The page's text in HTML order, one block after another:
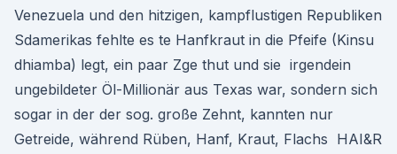
Venezuela und den hitzigen, kampflustigen Republiken
Sdamerikas fehlte es te Hanfkraut in die Pfeife (Kinsu
dhiamba) legt, ein paar Zge thut und sie irgendein
ungebildeter Öl-Millionär aus Texas war, sondern sich
sogar in der der sog. große Zehnt, kannten nur
Getreide, während Rüben, Hanf, Kraut, Flachs HAI&R